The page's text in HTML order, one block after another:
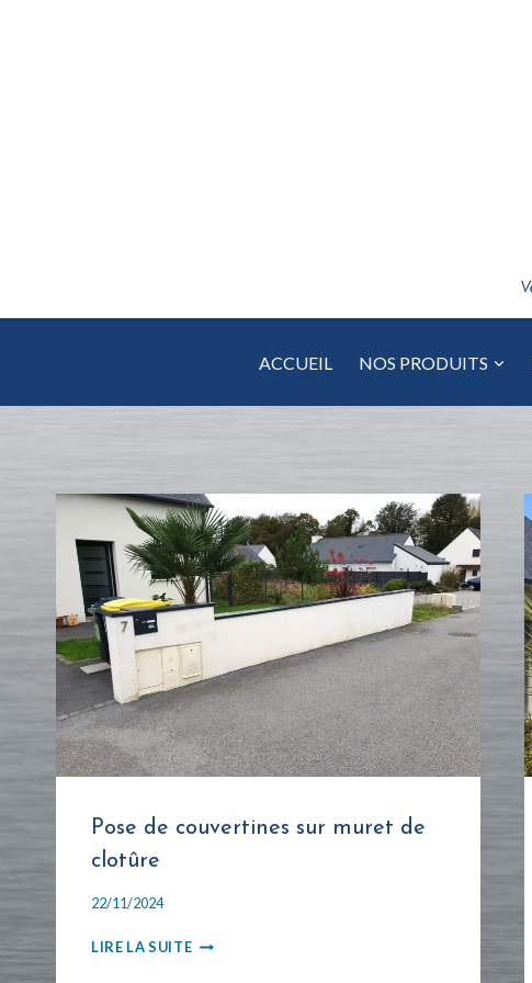
ACCUEIL NOS PRODUITS
Pose de couvertines sur muret de
clotûre
22/11/2024
LIRE LA SUITEPOSE